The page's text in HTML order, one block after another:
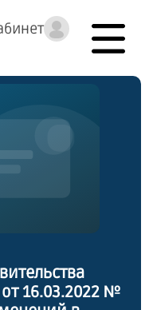
16.03.2022 №